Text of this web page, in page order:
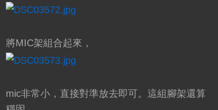
將MIC架組合起來，
mic非常小，直接對準放去即可。這組腳架還算